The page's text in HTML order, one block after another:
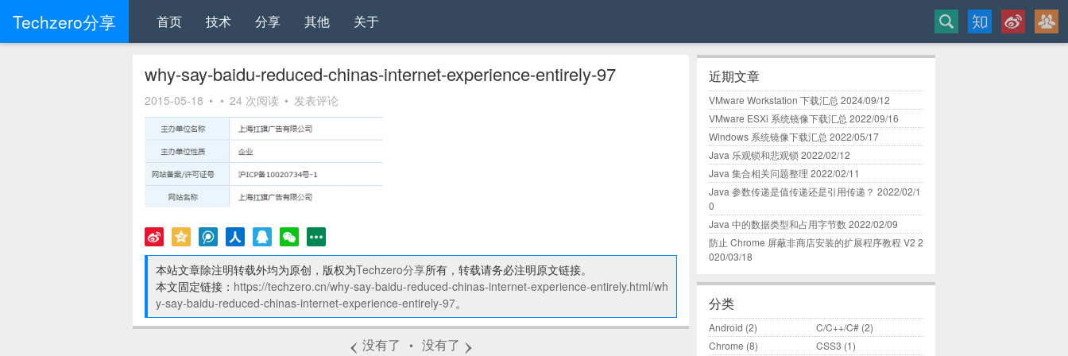
Techzero分享 首页 技术 分享 其他 关于
why-say-baidu-reduced-chinas-internet-experience-entirely-97
2015-05-18 • • 24 次阅读 • 发表评论
本站文章除注明转载外均为原创，版权为Techzero分享所有，转载请务必注明原文链接。
本文固定链接： https://techzero.cn/why-say-baidu-reduced-chinas-internet-experience-entirely.html/wh
y-say-baidu-reduced-chinas-internet-experience-entirely-97。
‹ 没有了 • 没有了 ›
近期文章
VMware Workstation 下载汇总 2024/09/12
VMware ESXi 系统镜像下载汇总 2022/09/16
Windows 系统镜像下载汇总 2022/05/17
Java 乐观锁和悲观锁 2022/02/12
Java 集合相关问题整理 2022/02/11
Java 参数传递是值传递还是引用传递？ 2022/02/1
0
Java 中的数据类型和占用字节数 2022/02/09
防止 Chrome 屏蔽非商店安装的扩展程序教程 V2 2
020/03/18
分类
Android (2) C/C++/C# (2)
Chrome (8) CSS3 (1)